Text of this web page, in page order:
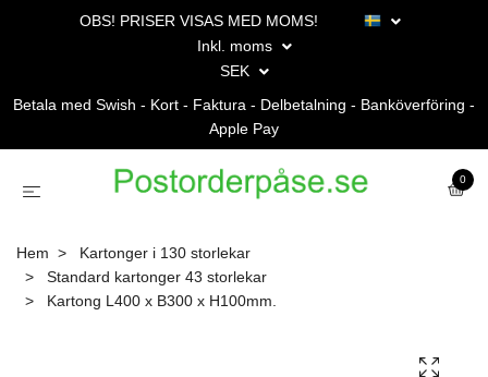
OBS! PRISER VISAS MED MOMS!
Inkl. moms
SEK
Betala med Swish - Kort - Faktura - Delbetalning - Banköverföring -
Apple Pay
0
Hem
Kartonger i 130 storlekar
Standard kartonger 43 storlekar
Kartong L400 x B300 x H100mm.